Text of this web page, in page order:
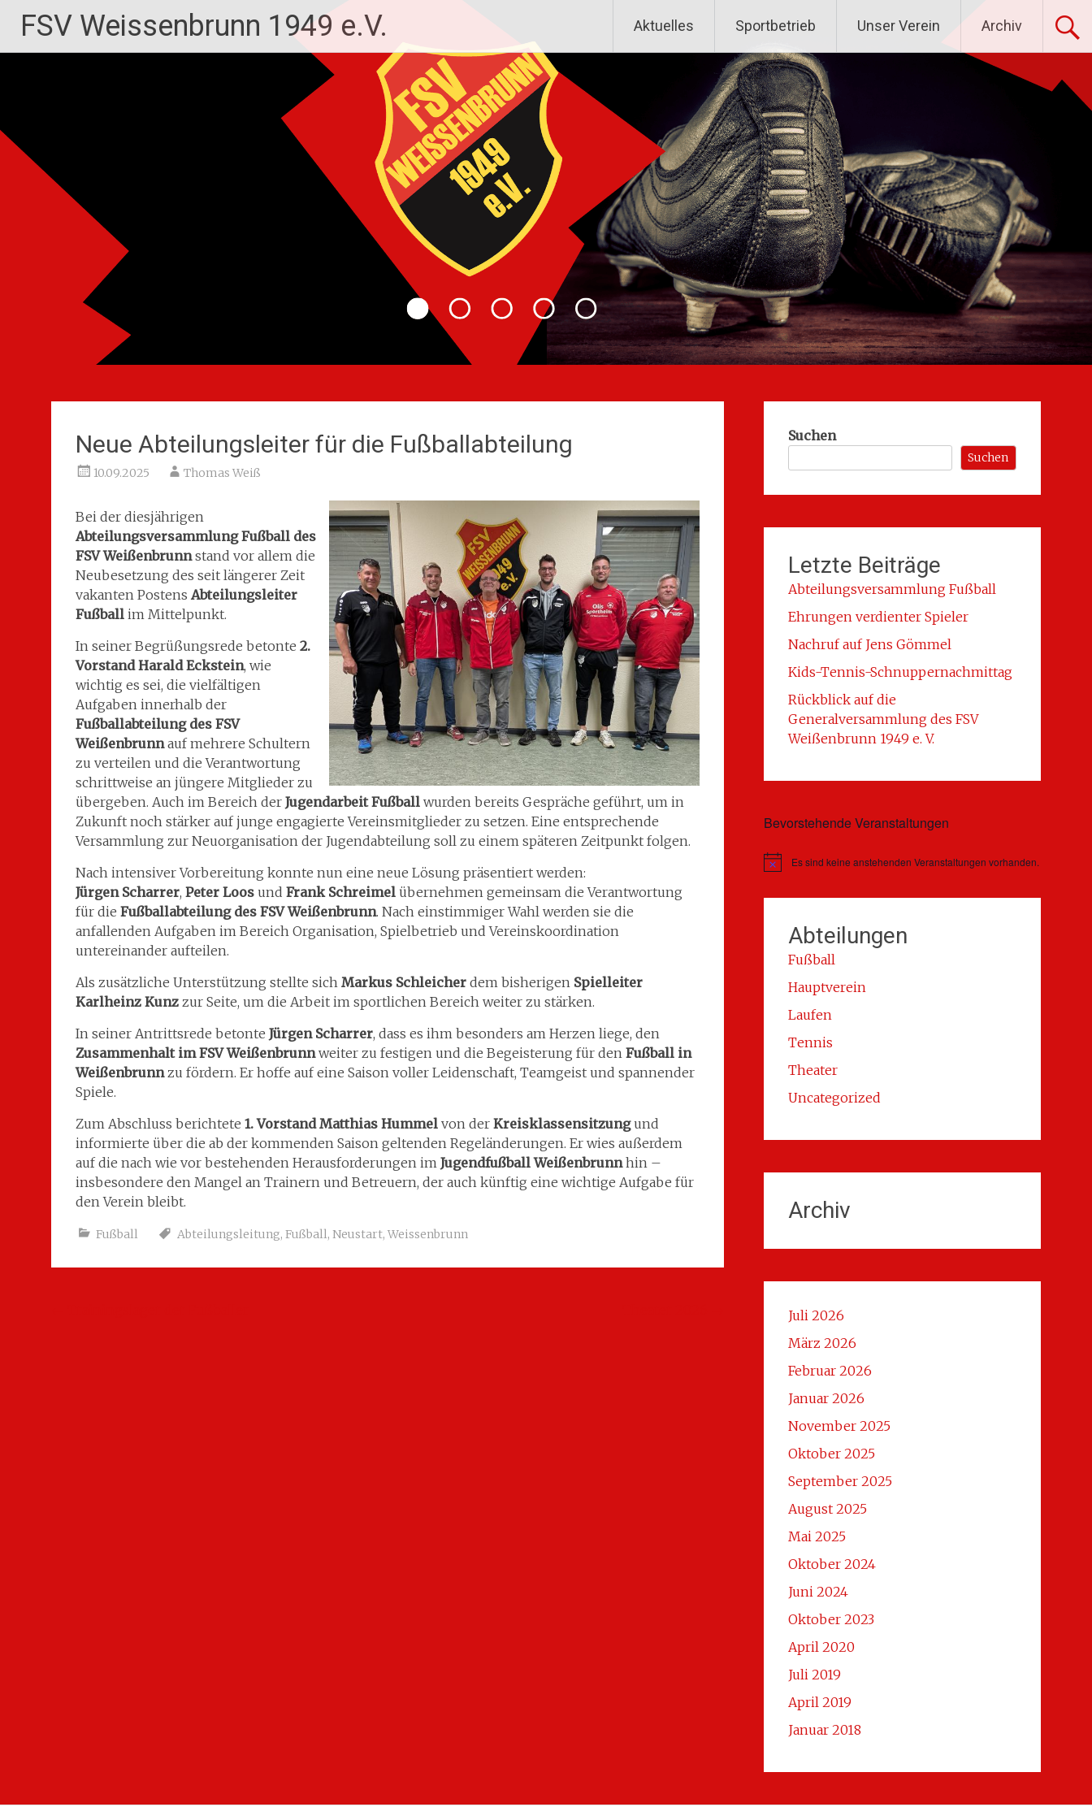
Inhalt
springen
FSV Weissenbrunn 1949 e.V. Aktuelles Sportbetrieb Unser Verein Archiv
Neue Abteilungsleiter für die Fußballabteilung
10.09.2025 Thomas Weiß
Bei der diesjährigen
Abteilungsversammlung Fußball des
FSV Weißenbrunnstand vor allem die
Neubesetzung des seit längerer Zeit
vakanten Postens Abteilungsleiter
Fußball im Mittelpunkt.
In seiner Begrüßungsrede betonte 2.
Vorstand Harald Eckstein, wie
wichtig es sei, die vielfältigen
Aufgaben innerhalb der
Fußballabteilung des FSV
Weißenbrunnauf mehrere Schultern
zu verteilen und die Verantwortung
schrittweise an jüngere Mitglieder zu
übergeben. Auch im Bereich der Jugendarbeit Fußball wurden bereits Gespräche geführt, um in
Zukunft noch stärker auf junge engagierte Vereinsmitglieder zu setzen. Eine entsprechende
Versammlung zur Neuorganisation der Jugendabteilung soll zu einem späteren Zeitpunkt folgen.
Nach intensiver Vorbereitung konnte nun eine neue Lösung präsentiert werden:
Jürgen Scharrer, Peter Loos und Frank Schreimel übernehmen gemeinsam die Verantwortung
für die Fußballabteilung des FSV Weißenbrunn. Nach einstimmiger Wahl werden sie die
anfallenden Aufgaben im Bereich Organisation, Spielbetrieb und Vereinskoordination
untereinander aufteilen.
Als zusätzliche Unterstützung stellte sich Markus Schleicher dem bisherigen Spielleiter
Karlheinz Kunz zur Seite, um die Arbeit im sportlichen Bereich weiter zu stärken.
In seiner Antrittsrede betonte Jürgen Scharrer, dass es ihm besonders am Herzen liege, den
Zusammenhalt im FSV Weißenbrunnweiter zu festigen und die Begeisterung für den Fußball in
Weißenbrunnzu fördern. Er hoffe auf eine Saison voller Leidenschaft, Teamgeist und spannender
Spiele.
Zum Abschluss berichtete 1. Vorstand Matthias Hummel von der Kreisklassensitzungund
informierte über die ab der kommenden Saison geltenden Regeländerungen. Er wies außerdem
auf die nach wie vor bestehenden Herausforderungen im Jugendfußball Weißenbrunnhin –
insbesondere den Mangel an Trainern und Betreuern, der auch künftig eine wichtige Aufgabe für
den Verein bleibt.
Fußball Abteilungsleitung, Fußball, Neustart, Weissenbrunn
Suchen
Suchen
Letzte Beiträge
Abteilungsversammlung Fußball
Ehrungen verdienter Spieler
Nachruf auf Jens Gömmel
Kids-Tennis-Schnuppernachmittag
Rückblick auf die
Generalversammlung des FSV
Weißenbrunn 1949 e. V.
Bevorstehende Veranstaltungen
HinweisEs sind keine anstehenden Veranstaltungen vorhanden.
Abteilungen
Fußball
Hauptverein
Laufen
Tennis
Theater
Uncategorized
Archiv
Juli 2026
März 2026
Februar 2026
Januar 2026
November 2025
Oktober 2025
September 2025
August 2025
Mai 2025
Oktober 2024
Juni 2024
Oktober 2023
April 2020
Juli 2019
April 2019
Januar 2018